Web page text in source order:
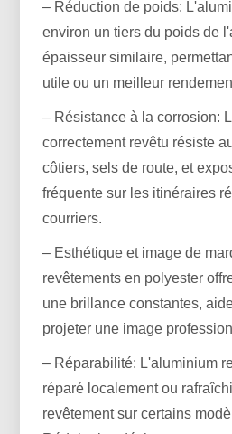
– Réduction de poids:
environ un tiers du poids de
épaisseur similaire,
utile ou un meilleur
– Résistance à la corrosion:
correctement revêtu résiste
côtiers, sels de route, et
fréquente sur les itinéraires
courriers.
– Esthétique et image de
revêtements en polyester
une brillance constantes,
projeter une image
– Réparabilité: L'aluminium
réparé localement ou
revêtement sur certains